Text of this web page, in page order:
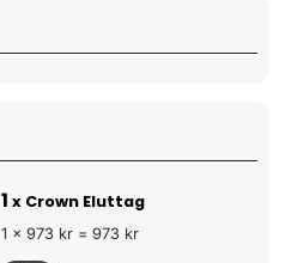
1 x Crown Eluttag
1 x 973 kr = 973 kr